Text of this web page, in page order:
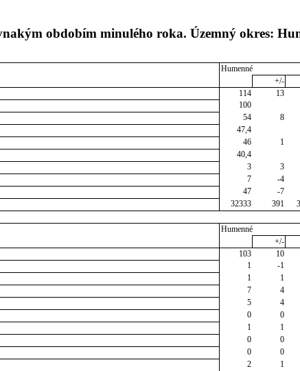
obdobím minulého roka. Územný okres:
Humenné
+/-
114 13
100
54 8
47,4
46 1
40,4
3 3
7 -4
47 -7
32333 391
Humenné
+/-
103 10
1 -1
1 1
7 4
5 4
0 0
1 1
0 0
0 0
2 1